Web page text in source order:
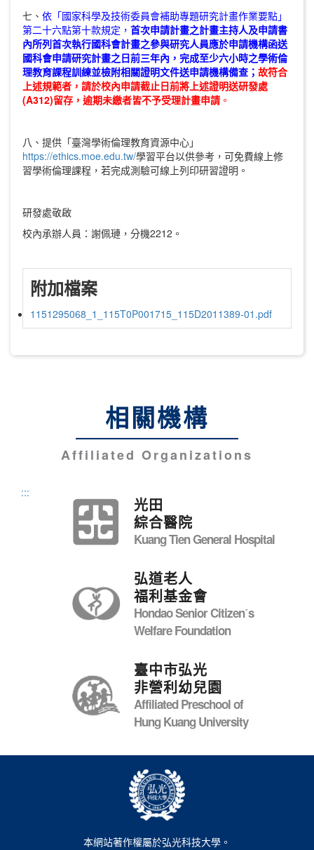
七、 依「國家科學及技術委員會補助專題研究計畫作業要點」
第二十六點第十款規定， 首次申請計畫之計畫主持人及申請書
內所列首次執行國科會計畫之參與研究人員應於申請機構函送
國科會申請研究計畫之日前三年內，完成至少六小時之學術倫
理教育課程訓練並檢附相關證明文件送申請機構備查； 故符合
上述規範者，請於校內申請截止日前將上述證明送研發處
(A312)留存，逾期未繳者皆不予受理計畫申請。
八、提供「臺灣學術倫理教育資源中心」
https://ethics.moe.edu.tw/學習平台以供參考，可免費線上修
習學術倫理課程，若完成測驗可線上列印研習證明。
研發處敬啟
校內承辦人員：謝佩璉，分機2212。
附加檔案
1151295068_1_115T0P001715_115D2011389-01.pdf
相關機構
Affiliated Organizations
:::
光田
綜合醫院
Kuang Tien General Hospital
弘道老人
福利基金會
Hondao Senior Citizenˊs
Welfare Foundation
臺中市弘光
非營利幼兒園
Affiliated Preschool of
Hung Kuang University
本網站著作權屬於弘光科技大學。